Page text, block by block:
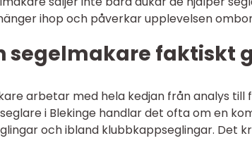
ihop och påverkar upplevelsen
segelmakare faktiskt
arbetar med hela kedjan från analys
i Blekinge handlar det ofta om en
och ibland klubbkappseglingar. Det